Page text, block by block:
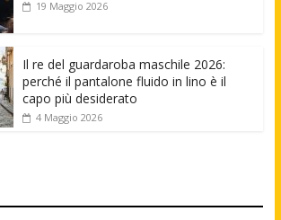
19 Maggio 2026
Il re del guardaroba maschile 2026:
perché il pantalone fluido in lino è il
capo più desiderato
4 Maggio 2026